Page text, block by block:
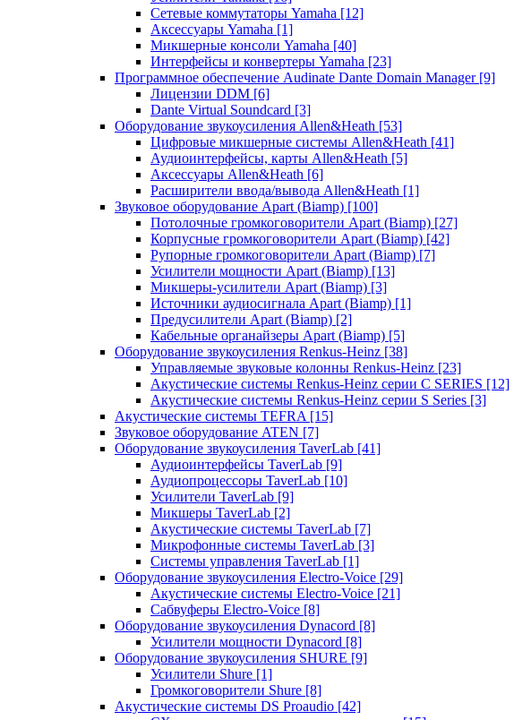
Сетевые коммутаторы Yamaha [12]
Аксессуары Yamaha [1]
Микшерные консоли Yamaha [40]
Интерфейсы и конвертеры Yamaha [23]
Программное обеспечение Audinate Dante Domain Manager [9]
Лицензии DDM [6]
Dante Virtual Soundcard [3]
Оборудование звукоусиления Allen&Heath [53]
Цифровые микшерные системы Allen&Heath [41]
Аудиоинтерфейсы, карты Allen&Heath [5]
Аксессуары Allen&Heath [6]
Расширители ввода/вывода Allen&Heath [1]
Звуковое оборудование Apart (Biamp) [100]
Потолочные громкоговорители Apart (Biamp) [27]
Корпусные громкоговорители Apart (Biamp) [42]
Рупорные громкоговорители Apart (Biamp) [7]
Усилители мощности Apart (Biamp) [13]
Микшеры-усилители Apart (Biamp) [3]
Источники аудиосигнала Apart (Biamp) [1]
Предусилители Apart (Biamp) [2]
Кабельные органайзеры Apart (Biamp) [5]
Оборудование звукоусиления Renkus-Heinz [38]
Управляемые звуковые колонны Renkus-Heinz [23]
Акустические системы Renkus-Heinz серии C SERIES [12]
Акустические системы Renkus-Heinz серии S Series [3]
Акустические системы TEFRA [15]
Звуковое оборудование ATEN [7]
Оборудование звукоусиления TaverLab [41]
Аудиоинтерфейсы TaverLab [9]
Аудиопроцессоры TaverLab [10]
Усилители TaverLab [9]
Микшеры TaverLab [2]
Акустические системы TaverLab [7]
Микрофонные системы TaverLab [3]
Системы управления TaverLab [1]
Оборудование звукоусиления Electro-Voice [29]
Акустические системы Electro-Voice [21]
Сабвуферы Electro-Voice [8]
Оборудование звукоусиления Dynacord [8]
Усилители мощности Dynacord [8]
Оборудование звукоусиления SHURE [9]
Усилители Shure [1]
Громкоговорители Shure [8]
Акустические системы DS Proaudio [42]